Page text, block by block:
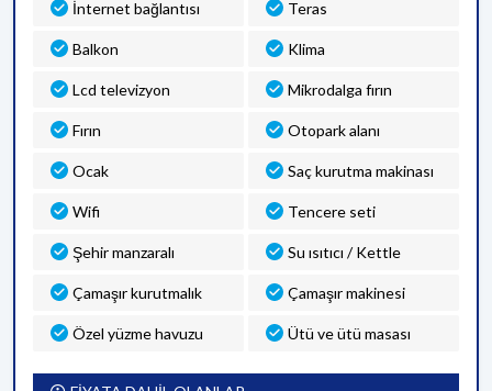
İnternet bağlantısı Teras
Balkon Klima
Lcd televizyon Mikrodalga fırın
Fırın Otopark alanı
Ocak Saç kurutma makinası
Wifi Tencere seti
Şehir manzaralı Su ısıtıcı / Kettle
Çamaşır kurutmalık Çamaşır makinesi
Özel yüzme havuzu Ütü ve ütü masası